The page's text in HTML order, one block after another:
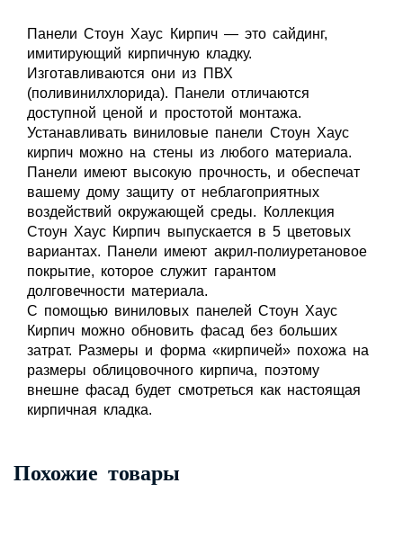
Панели Стоун Хаус Кирпич — это сайдинг,
имитирующий кирпичную кладку.
Изготавливаются они из ПВХ
(поливинилхлорида). Панели отличаются
доступной ценой и простотой монтажа.
Устанавливать виниловые панели Стоун Хаус
кирпич можно на стены из любого материала.
Панели имеют высокую прочность, и обеспечат
вашему дому защиту от неблагоприятных
воздействий окружающей среды. Коллекция
Стоун Хаус Кирпич выпускается в 5 цветовых
вариантах. Панели имеют акрил-полиуретановое
покрытие, которое служит гарантом
долговечности материала.
С помощью виниловых панелей Стоун Хаус
Кирпич можно обновить фасад без больших
затрат. Размеры и форма «кирпичей» похожа на
размеры облицовочного кирпича, поэтому
внешне фасад будет смотреться как настоящая
кирпичная кладка.
Похожие товары